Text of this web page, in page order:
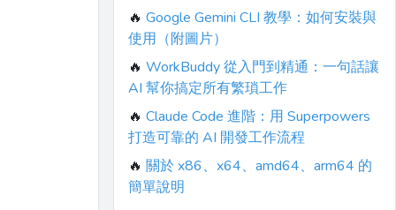
🔥 Google Gemini CLI 教學：如何安裝與
使用（附圖片）
🔥 WorkBuddy 從入門到精通：一句話讓
AI 幫你搞定所有繁瑣工作
🔥 Claude Code 進階：用 Superpowers
打造可靠的 AI 開發工作流程
🔥 關於 x86、x64、amd64、arm64 的
簡單說明